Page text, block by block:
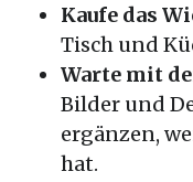
Kaufe das
Tisch und
Warte mit
Bilder und
ergänzen,
hat.